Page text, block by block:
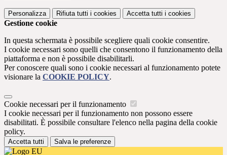
Personalizza Rifiuta tutti i cookies Accetta tutti i cookies
Gestione cookie
In questa schermata è possibile scegliere quali cookie consentire.
I cookie necessari sono quelli che consentono il funzionamento della
piattaforma e non è possibile disabilitarli.
Per conoscere quali sono i cookie necessari al funzionamento potete
visionare la COOKIE POLICY.
Cookie necessari per il funzionamento
I cookie necessari per il funzionamento non possono essere
disabilitati. È possibile consultare l'elenco nella pagina della cookie
policy.
Accetta tutti Salva le preferenze